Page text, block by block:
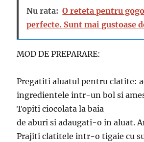
Nu rata: O reteta pentru
perfecte. Sunt mai gustoase
MOD DE PREPARARE:
Pregatiti aluatul pentru clatite:
ingredientele intr-un bol si
Topiti ciocolata la baia
de aburi si adaugati-o in aluat.
Prajiti clatitele intr-o tigaie cu